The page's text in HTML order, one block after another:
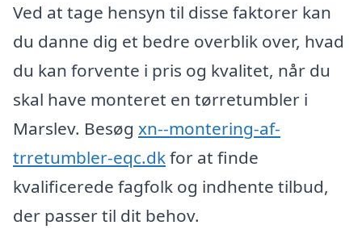
Ved at tage hensyn til disse faktorer kan
du danne dig et bedre overblik over, hvad
du kan forvente i pris og kvalitet, når du
skal have monteret en tørretumbler i
Marslev. Besøg xn--montering-af-
trretumbler-eqc.dkfor at finde
kvalificerede fagfolk og indhente tilbud,
der passer til dit behov.